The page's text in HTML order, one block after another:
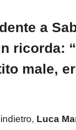
a
ricorda:
male,
Luca